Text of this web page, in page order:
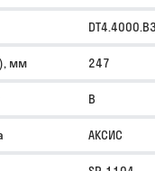
мм 247
B
АКСИС